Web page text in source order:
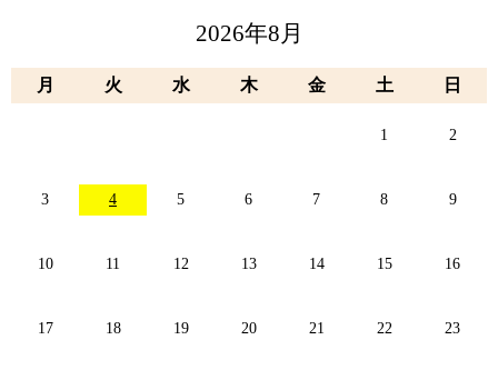
2026年8月
月 火 水 木 金 土 日
1 2
3 4 5 6 7 8 9
10 11 12 13 14 15 16
17 18 19 20 21 22 23